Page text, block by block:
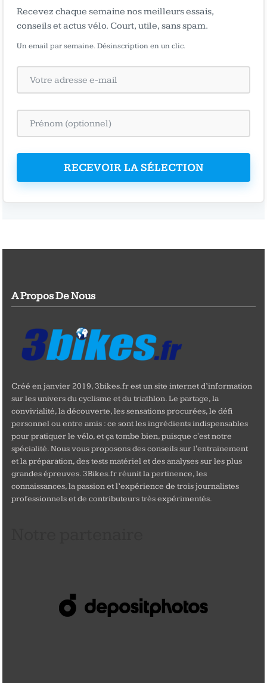
Recevez chaque semaine nos meilleurs essais,
conseils et actus vélo. Court, utile, sans spam.
Un email par semaine. Désinscription en un clic.
RECEVOIR LA SÉLECTION
A Propos De Nous
Créé en janvier 2019, 3bikes.fr est un site internet d’information
sur les univers du cyclisme et du triathlon. Le partage, la
convivialité, la découverte, les sensations procurées, le défi
personnel ou entre amis : ce sont les ingrédients indispensables
pour pratiquer le vélo, et ça tombe bien, puisque c'est notre
spécialité. Nous vous proposons des conseils sur l'entrainement
et la préparation, des tests matériel et des analyses sur les plus
grandes épreuves. 3Bikes.fr réunit la pertinence, les
connaissances, la passion et l’expérience de trois journalistes
professionnels et de contributeurs très expérimentés.